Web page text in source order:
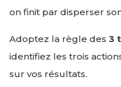
on finit par disperser
Adoptez la règle des 3
identifiez les trois
sur vos résultats.